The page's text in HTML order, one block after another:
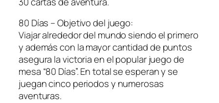
80 Días – Objetivo del juego:
Viajar alrededor del mundo siendo el primero
y además con la mayor cantidad de puntos
asegura la victoria en el popular juego de
mesa “80 Días”. En total se esperan y se
juegan cinco periodos y numerosas
aventuras.